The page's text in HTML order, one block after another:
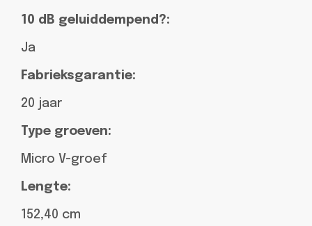
10 dB geluiddempend?:
Ja
Fabrieksgarantie:
20 jaar
Type groeven:
Micro V-groef
Lengte:
152,40 cm